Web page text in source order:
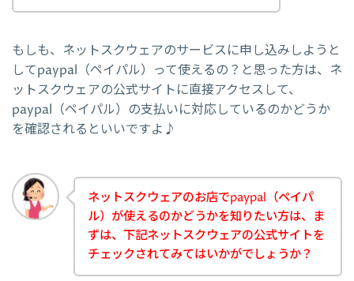
もしも、ネットスクウェアのサービスに申し込みしようと
してpaypal（ペイパル）って使えるの？と思った方は、ネ
ットスクウェアの公式サイトに直接アクセスして、
paypal（ペイパル）の支払いに対応しているのかどうか
を確認されるといいですよ♪
ネットスクウェアのお店でpaypal（ペイパ
ル）が使えるのかどうかを知りたい方は、ま
ずは、下記ネットスクウェアの公式サイトを
チェックされてみてはいかがでしょうか？